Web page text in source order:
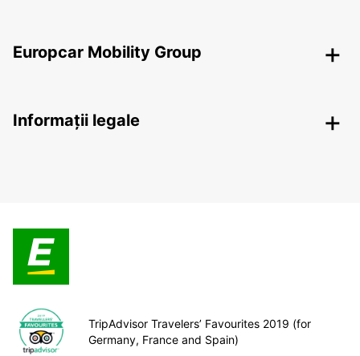
Europcar Mobility Group
Informații legale
TripAdvisor Travelers’ Favourites 2019 (for
Germany, France and Spain)